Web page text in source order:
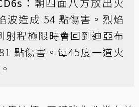
波造成 54 點傷害。烈焰
射程極限時會回到迪亞布
點傷害。每45度一道火